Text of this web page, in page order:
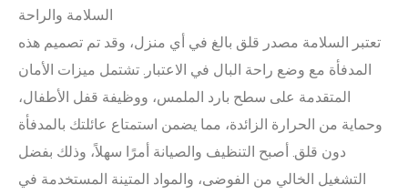
السلامة والراحة
تعتبر السلامة مصدر قلق بالغ في أي منزل، وقد تم تصميم هذه
المدفأة مع وضع راحة البال في الاعتبار. تشتمل ميزات الأمان
المتقدمة على سطح بارد الملمس، ووظيفة قفل الأطفال،
وحماية من الحرارة الزائدة، مما يضمن استمتاع عائلتك بالمدفأة
دون قلق. أصبح التنظيف والصيانة أمرًا سهلاً، وذلك بفضل
التشغيل الخالي من الفوضى، والمواد المتينة المستخدمة في